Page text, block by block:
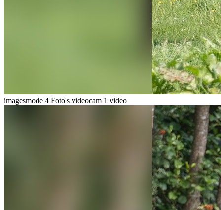
imagesmode 4 Foto's videocam 1 video